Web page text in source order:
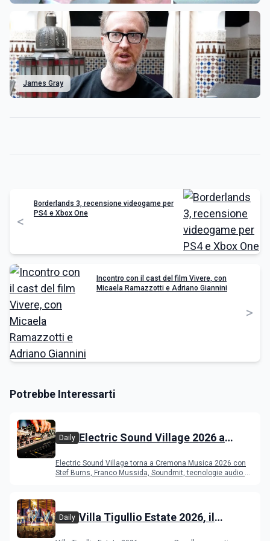
James Gray
<
Borderlands 3, recensione videogame per
PS4 e Xbox One
Incontro con il cast del film Vivere, con
Micaela Ramazzotti e Adriano Giannini
>
Potrebbe Interessarti
Daily Electric Sound Village 2026 a
Young Band Contest, il programma
Electric Sound Village torna a Cremona Musica 2026 con
Stef Burns, Franco Mussida, Soundmit, tecnologie audio e
Daily Villa Tigullio Estate 2026, il